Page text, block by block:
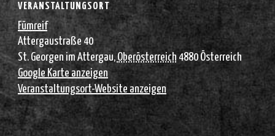
VERANSTALTUNGSORT
Fümreif
Attergaustraße 40
St. Georgen im Attergau, Oberösterreich 4880 Österreich
Google Karte anzeigen
Veranstaltungsort-Website anzeigen